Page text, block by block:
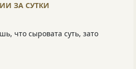
ЗА СУТКИ
что сыровата суть, зато